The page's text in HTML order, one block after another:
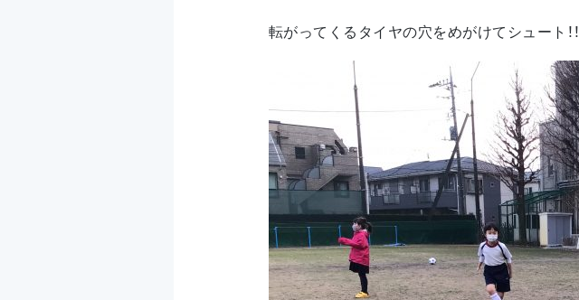
転がってくるタイヤの穴をめがけてシュート！！